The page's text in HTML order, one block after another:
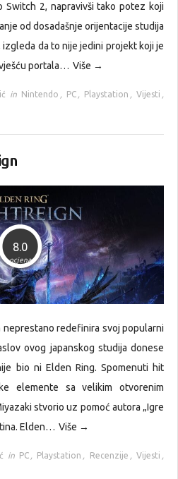
Switch 2, napravivši tako potez koji
od dosadašnje orijentacije studija
da to nije jedini projekt koji je
portala… Više →
in Nintendo , PC , Playstation , Vijesti ,
8.0
ocjena
neprestano redefinira svoj popularni
ovog japanskog studija donese
bio ni Elden Ring. Spomenuti hit
elemente sa velikim otvorenim
stvorio uz pomoć autora „Igre
Elden… Više →
in PC , Playstation , Recenzije , Vijesti ,